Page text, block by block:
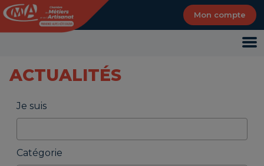
Mon compte
Je suis
Catégorie
Panneau de gestion des cookies